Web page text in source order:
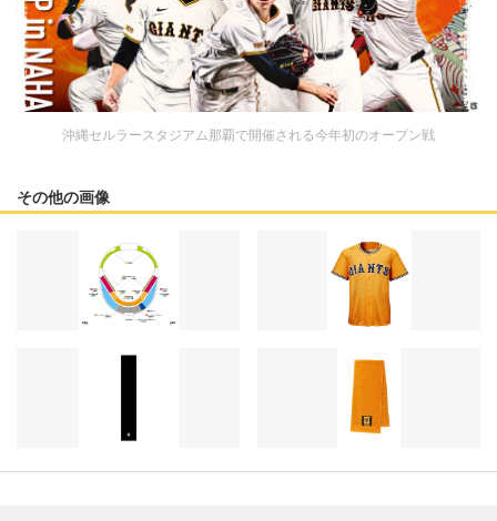
沖縄セルラースタジアム那覇で開催される今年初のオープン戦
その他の画像